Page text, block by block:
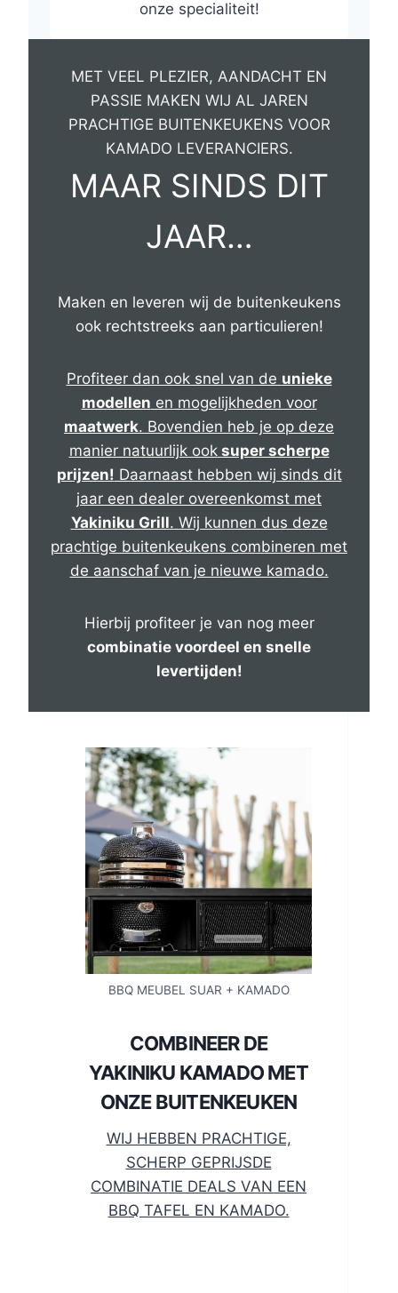
onze specialiteit!
MET VEEL PLEZIER, AANDACHT EN
PASSIE MAKEN WIJ AL JAREN
PRACHTIGE BUITENKEUKENS VOOR
KAMADO LEVERANCIERS.
MAAR SINDS DIT
JAAR…
Maken en leveren wij de buitenkeukens
ook rechtstreeks aan particulieren!
Profiteer dan ook snel van de unieke
modellen en mogelijkheden voor
maatwerk. Bovendien heb je op deze
manier natuurlijk ooksuper scherpe
prijzen! Daarnaast hebben wij sinds dit
jaar een dealer overeenkomst met
Yakiniku Grill. Wij kunnen dus deze
prachtige buitenkeukens combineren met
de aanschaf van je nieuwe kamado.
Hierbij profiteer je van nog meer
combinatie voordeel en snelle
levertijden!
BBQ MEUBEL SUAR + KAMADO
COMBINEER DE
YAKINIKU KAMADO MET
ONZE BUITENKEUKEN
WIJ HEBBEN PRACHTIGE,
SCHERP GEPRIJSDE
COMBINATIE DEALS VAN EEN
BBQ TAFEL EN KAMADO.